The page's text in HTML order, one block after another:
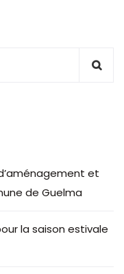
et
de Guelma
la saison estivale